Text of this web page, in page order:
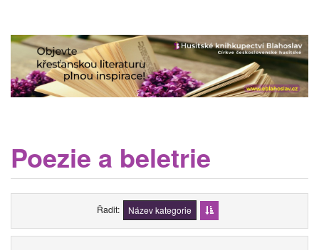
Poezie a beletrie
Řadit Název kategorie